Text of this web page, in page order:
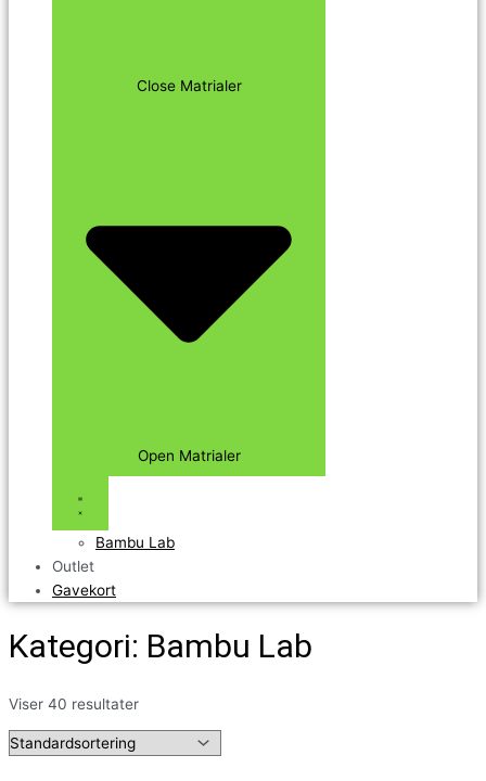
Close Matrialer
Open Matrialer
Bambu Lab
Outlet
Gavekort
Kategori: Bambu Lab
Viser 40 resultater